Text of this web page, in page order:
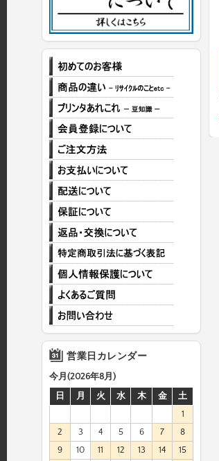
営業日カレンダー
今月(2026年8月)
日
月 火 水 木 金
土
1
2
3 4 5 6 7
8
9
10 11 12 13 14
15